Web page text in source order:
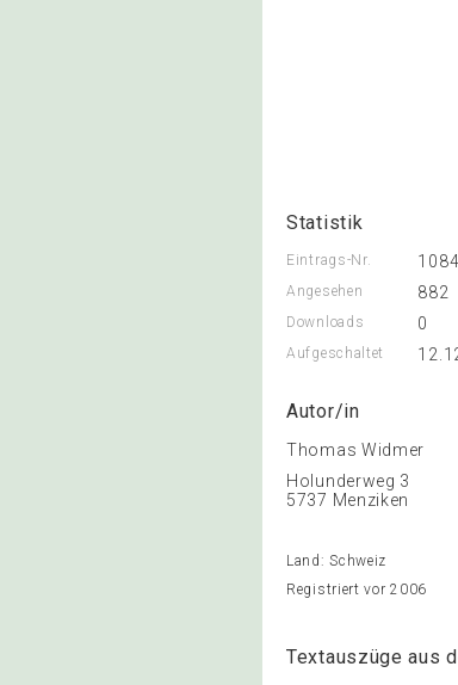
Statistik
Eintrags-Nr.
Angesehen 882
Downloads 0
Aufgeschaltet
Autor/in
Thomas Widmer
Holunderweg 3
5737 Menziken
Land: Schweiz
Registriert vor 2006
Textauszüge aus